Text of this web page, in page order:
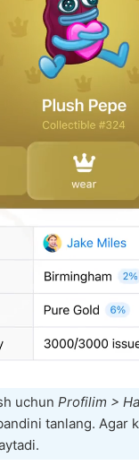
uchun Profilim >
tanlang. Agar